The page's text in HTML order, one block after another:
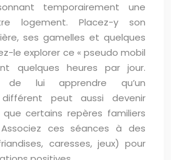
temporairement une
logement. Placez-y son
ses gamelles et quelques
le explorer ce « pseudo mobil
quelques heures par jour.
de lui apprendre qu’un
différent peut aussi devenir
certains repères familiers
ces séances à des
caresses, jeux) pour